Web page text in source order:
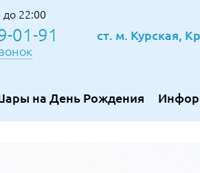
до 22:00
01-91 ст. м. Курская,
на День Рождения